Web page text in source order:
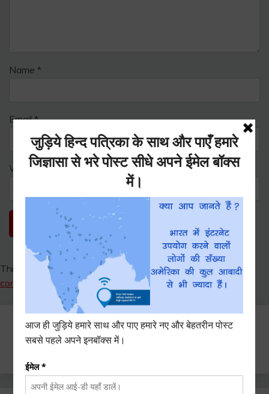
Name *
Email*
Website
This site uses Akismet to reduce spam.Learn how your
comment data is processed.
Search
for: